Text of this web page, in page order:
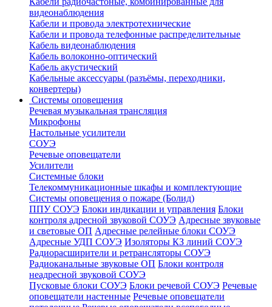
видеонаблюдения
Кабели и провода электротехнические
Кабели и провода телефонные распределительные
Кабель видеонаблюдения
Кабель волоконно-оптический
Кабель акустический
Кабельные аксессуары (разъёмы, переходники,
конвертеры)
Системы оповещения
Речевая музыкальная трансляция
Микрофоны
Настольные усилители
СОУЭ
Речевые оповещатели
Усилители
Системные блоки
Телекоммуникационные шкафы и комплектующие
Системы оповещения о пожаре (Болид)
ППУ СОУЭ Блоки индикации и управления Блоки
контроля адресной звуковой СОУЭ Адресные звуковые
и световые ОП Адресные релейные блоки СОУЭ
Адресные УДП СОУЭ Изоляторы КЗ линий СОУЭ
Радиорасширители и ретрансляторы СОУЭ
Радиоканальные звуковые ОП Блоки контроля
неадресной звуковой СОУЭ
Пусковые блоки СОУЭ Блоки речевой СОУЭ Речевые
оповещатели настенные Речевые оповещатели